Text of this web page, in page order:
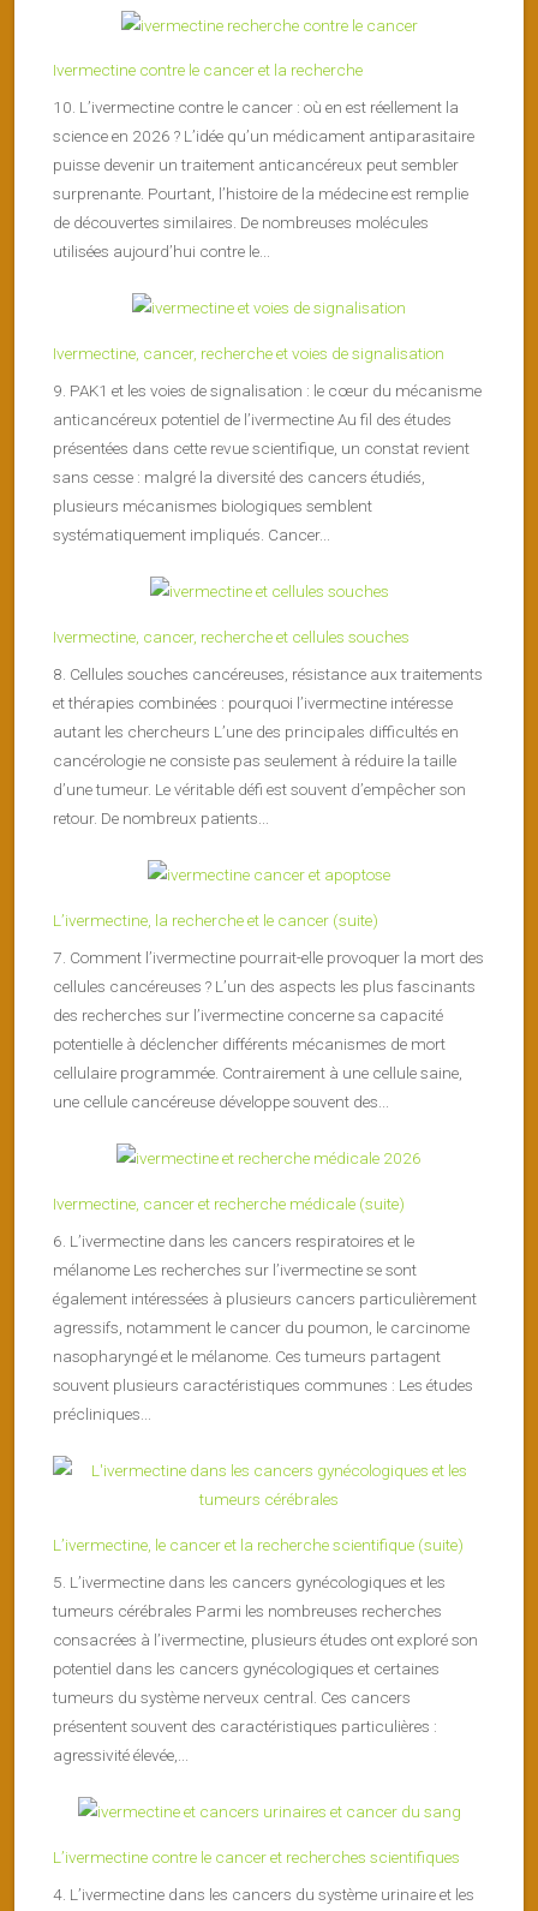
Ivermectine contre le cancer et la recherche
10. L’ivermectine contre le cancer : où en est réellement la
science en 2026 ? L’idée qu’un médicament antiparasitaire
puisse devenir un traitement anticancéreux peut sembler
surprenante. Pourtant, l’histoire de la médecine est remplie
de découvertes similaires. De nombreuses molécules
utilisées aujourd’hui contre le...
Ivermectine, cancer, recherche et voies de signalisation
9. PAK1 et les voies de signalisation : le cœur du mécanisme
anticancéreux potentiel de l’ivermectine Au fil des études
présentées dans cette revue scientifique, un constat revient
sans cesse : malgré la diversité des cancers étudiés,
plusieurs mécanismes biologiques semblent
systématiquement impliqués. Cancer...
Ivermectine, cancer, recherche et cellules souches
8. Cellules souches cancéreuses, résistance aux traitements
et thérapies combinées : pourquoi l’ivermectine intéresse
autant les chercheurs L’une des principales difficultés en
cancérologie ne consiste pas seulement à réduire la taille
d’une tumeur. Le véritable défi est souvent d’empêcher son
retour. De nombreux patients...
L’ivermectine, la recherche et le cancer (suite)
7. Comment l’ivermectine pourrait-elle provoquer la mort des
cellules cancéreuses ? L’un des aspects les plus fascinants
des recherches sur l’ivermectine concerne sa capacité
potentielle à déclencher différents mécanismes de mort
cellulaire programmée. Contrairement à une cellule saine,
une cellule cancéreuse développe souvent des...
Ivermectine, cancer et recherche médicale (suite)
6. L’ivermectine dans les cancers respiratoires et le
mélanome Les recherches sur l’ivermectine se sont
également intéressées à plusieurs cancers particulièrement
agressifs, notamment le cancer du poumon, le carcinome
nasopharyngé et le mélanome. Ces tumeurs partagent
souvent plusieurs caractéristiques communes : Les études
précliniques...
L’ivermectine, le cancer et la recherche scientifique (suite)
5. L’ivermectine dans les cancers gynécologiques et les
tumeurs cérébrales Parmi les nombreuses recherches
consacrées à l’ivermectine, plusieurs études ont exploré son
potentiel dans les cancers gynécologiques et certaines
tumeurs du système nerveux central. Ces cancers
présentent souvent des caractéristiques particulières :
agressivité élevée,...
L’ivermectine contre le cancer et recherches scientifiques
4. L’ivermectine dans les cancers du système urinaire et les